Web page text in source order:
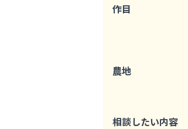
作目
農地
相談したい内容